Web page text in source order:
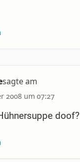
sagte am
2008 um 07:27
doof?